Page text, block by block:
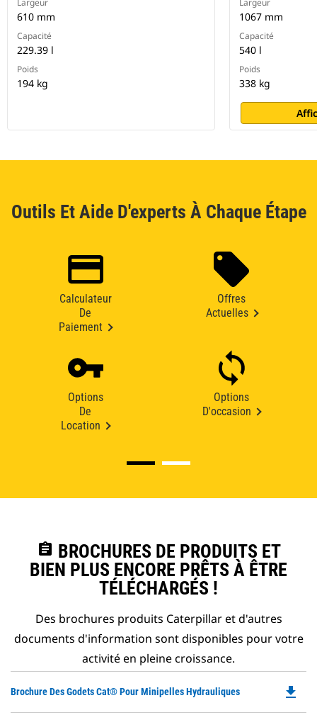
Largeur
610 mm
Capacité
229.39 l
Poids
194 kg
Largeur
1067 mm
Capacité
540 l
Poids
338 kg
Outils Et Aide D'experts À Chaque Étape
Calculateur
De
Paiement
Offres
Actuelles
Options
De
Location
Options
D'occasion
assignment BROCHURES DE PRODUITS ET
BIEN PLUS ENCORE PRÊTS À ÊTRE
TÉLÉCHARGÉS !
Des brochures produits Caterpillar et d'autres
documents d'information sont disponibles pour votre
activité en pleine croissance.
Brochure Des Godets Cat® Pour Minipelles Hydrauliques file_download